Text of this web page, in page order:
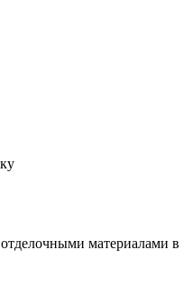
материалами в